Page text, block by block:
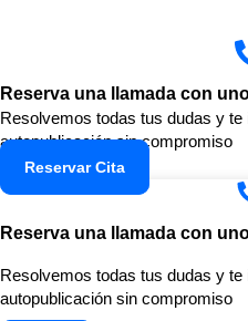
Reserva una llamada con
Resolvemos todas tus dudas y
autopublicación sin compromiso
Reservar Cita
Reserva una llamada con
Resolvemos todas tus dudas y
autopublicación sin compromiso